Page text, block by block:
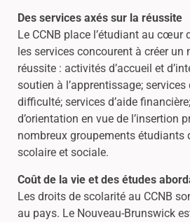
Des services axés sur la réussite
Le CCNB place l’étudiant au cœur
les services concourent à créer
réussite : activités d’accueil et
soutien à l’apprentissage; services
difficulté; services d’aide
d’orientation en vue de l’insertion
nombreux groupements étudiants
scolaire et sociale.
Coût de la vie et des études
Les droits de scolarité au CCNB
au pays. Le Nouveau-Brunswick